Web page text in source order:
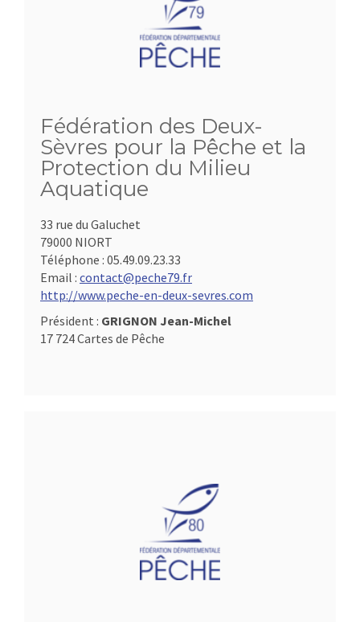
Fédération des Deux-
Sèvres pour la Pêche et la
Protection du Milieu
Aquatique
33 rue du Galuchet
79000 NIORT
Téléphone : 05.49.09.23.33
Email : contact@peche79.fr
http://www.peche-en-deux-sevres.com
Président : GRIGNON Jean-Michel
17 724 Cartes de Pêche